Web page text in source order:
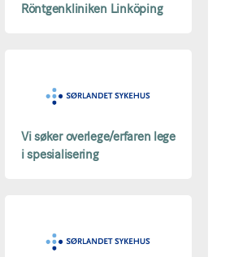
Röntgenkliniken Linköping
Vi søker overlege/erfaren lege
i spesialisering